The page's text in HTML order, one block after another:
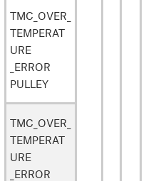
TMC_OVER_
TEMPERAT
URE
_ERROR
PULLEY
TMC_OVER_
TEMPERAT
URE
_ERROR